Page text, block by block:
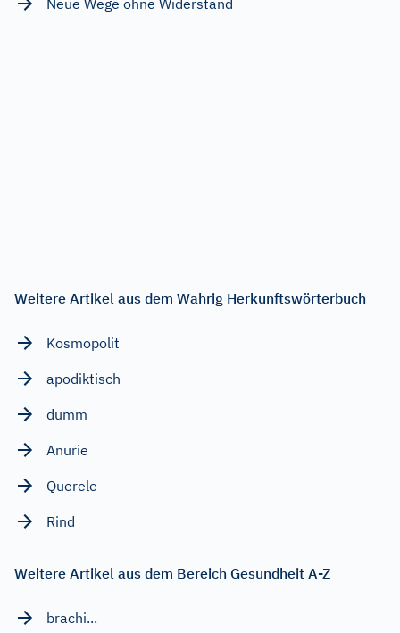
Neue Wege ohne Widerstand
Weitere Artikel aus dem Wahrig Herkunftswörterbuch
Kosmopolit
apodiktisch
dumm
Anurie
Querele
Rind
Weitere Artikel aus dem Bereich Gesundheit A-Z
brachi...